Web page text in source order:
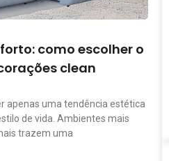
como escolher o
clean
apenas uma tendência estética
de vida. Ambientes mais
trazem uma